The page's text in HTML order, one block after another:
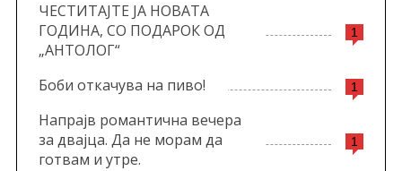
1
ЧЕСТИТАЈТЕ ЈА НОВАТА
ГОДИНА, СО ПОДАРОК ОД
„АНТОЛОГ“
1
Боби откачува на пиво!
1
Напрајв романтична вечера
за двајца. Да не морам да
готвам и утре.